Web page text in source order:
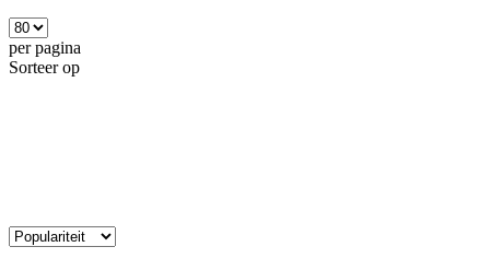
per pagina
Sorteer op